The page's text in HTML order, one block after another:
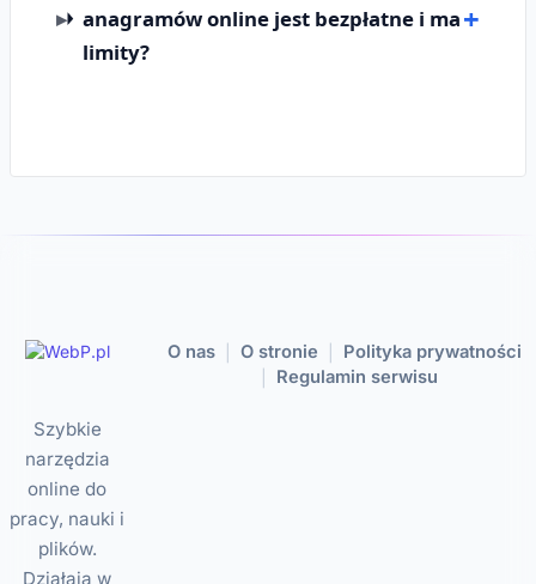
anagramów online jest bezpłatne i ma
limity?
Szybkie
narzędzia
online do
pracy, nauki i
plików.
Działają w
O nas O stronie Polityka prywatności
Regulamin serwisu